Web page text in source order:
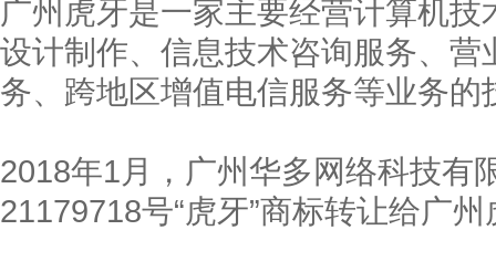
广州虎牙是一家主要经营计算机
设计制作、信息技术咨询服务、
务、跨地区增值电信服务等业务
2018年1月，广州华多网络科技有
21179718号“虎牙”商标转让给广州